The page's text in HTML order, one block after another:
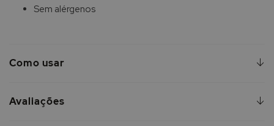
Sem alérgenos
Como usar
Avaliações